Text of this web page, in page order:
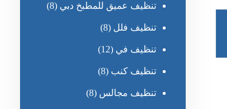
تنظيف عميق للمطبخ دبي (8)
تنظيف فلل (8)
تنظيف في (12)
تنظيف كنب (8)
تنظيف مجالس (8)